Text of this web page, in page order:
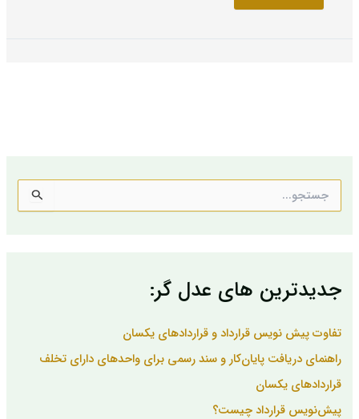
س
ر
:
جدیدترین های عدل گر:
تفاوت پیش نویس قرارداد و قراردادهای یکسان
راهنمای دریافت پایان‌کار و سند رسمی برای واحدهای دارای تخلف
قراردادهای یکسان
پیش‌نویس قرارداد چیست؟